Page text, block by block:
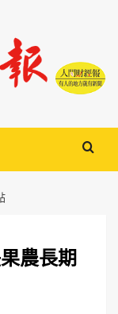
農長期